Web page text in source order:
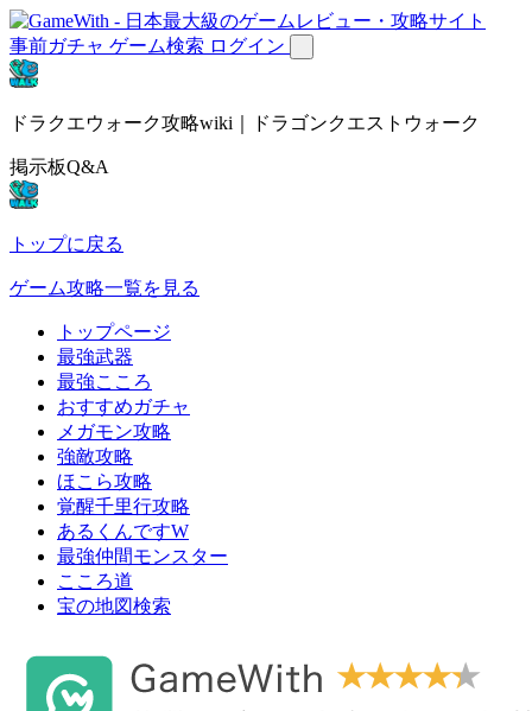
事前ガチャ ゲーム検索 ログイン
ドラクエウォーク攻略wiki｜ドラゴンクエストウォーク
掲示板Q&A
トップに戻る
ゲーム攻略一覧を見る
トップページ
最強武器
最強こころ
おすすめガチャ
メガモン攻略
強敵攻略
ほこら攻略
覚醒千里行攻略
あるくんですW
最強仲間モンスター
こころ道
宝の地図検索